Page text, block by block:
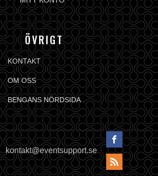
ÖVRIGT
KONTAKT
OM OSS
BENGANS NÖRDSIDA
kontakt@eventsupport.se